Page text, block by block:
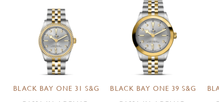
BLACK BAY ONE 31 S&G
BLACK BAY ONE 39 S&G